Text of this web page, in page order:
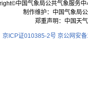
中国气象局公共气象服务
制作维护：中国气象局
郑重声明：中国天
京ICP证010385-2号 京公网安